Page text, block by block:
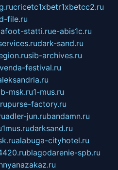
cricetc1xbetr1xbetcc2.ru
file.ru
statti.rue-abis1c.ru
dark-sand.ru
sib-archives.ru
venda-festival.ru
msk.ru1-mus.ru
purse-factory.ru
adler-jun.rubandamn.ru
1mus.rudarksand.ru
alabuga-cityhotel.ru
blagodarenie-spb.ru